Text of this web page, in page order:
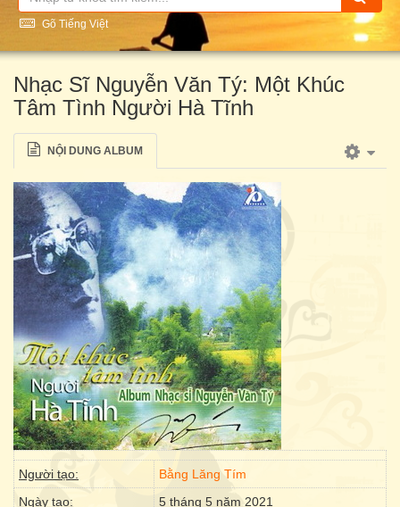
Gõ Tiếng Việt
Nhạc Sĩ Nguyễn Văn Tý: Một Khúc
Tâm Tình Người Hà Tĩnh
NỘI DUNG ALBUM
Người tạo:
Bằng Lăng Tím
Ngày tạo:
5 tháng 5 năm 2021